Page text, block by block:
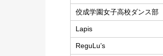
佼成学園女子高校ダンス部
Lapis
ReguLu’s